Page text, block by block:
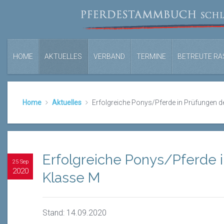
HOME AKTUELLES VERBAND TERMINE BETREUTE
Home Aktuelles Erfolgreiche Ponys/Pferde in Prüfungen
25 Sep
2020
Erfolgreiche Ponys/Pferde
Klasse M
Stand: 14.09.2020